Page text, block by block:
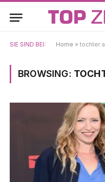
SIE SIND BEI: Home » tochter
BROWSING: